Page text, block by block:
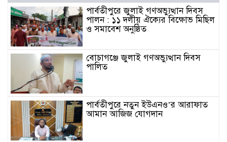
পার্বতীপুরে জুলাই গণঅভ্যুত্থান দিবস
পালন : ১১ দলীয় ঐক্যের বিক্ষোভ মিছিল
ও সমাবেশ অনুষ্ঠিত
বোচাগঞ্জে জুলাই গণঅভ্যুত্থান দিবস
পালিত
পার্বতীপুরে নতুন ইউএনও’র আরাফাত
আমান আজিজ যোগদান